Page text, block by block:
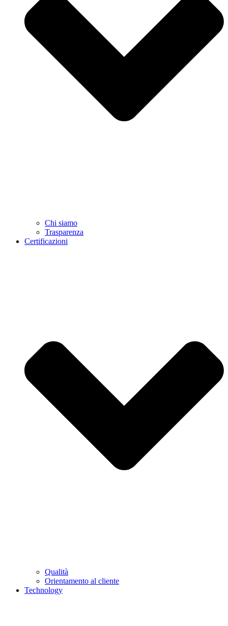
Chi siamo
Trasparenza
Certificazioni
Qualità
Orientamento al cliente
Technology